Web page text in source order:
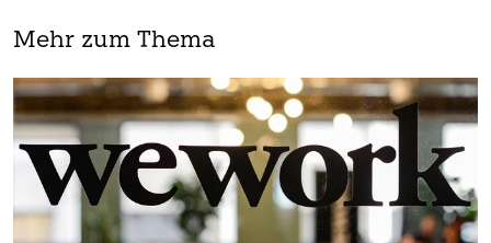
Mehr zum Thema